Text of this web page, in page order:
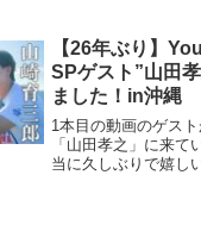
【26年ぶり】
SPゲスト”山田
ました！in沖縄
1本目の動画のゲスト
「山田孝之」に来
当に久しぶりで嬉し